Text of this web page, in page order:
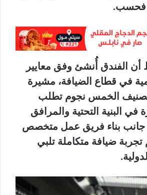
فحسب.
أن الفندق أُنشئ وفق معايير
في قطاع الضيافة، مشيرة
تصنيف الخمس نجوم تطلب
في البنية التحتية والمرافق
جانب بناء فريق عمل متخصص
ضيافة متكاملة تلبي